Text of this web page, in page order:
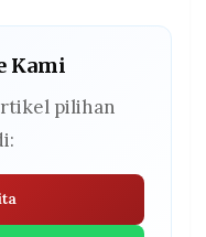
Kami
pilihan